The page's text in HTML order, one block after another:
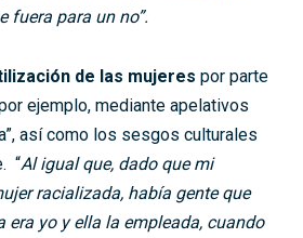
fuera para un no”.
de las mujeres por parte
ejemplo, mediante apelativos
así como los sesgos culturales
“Al igual que, dado que mi
racializada, había gente que
era yo y ella la empleada, cuando